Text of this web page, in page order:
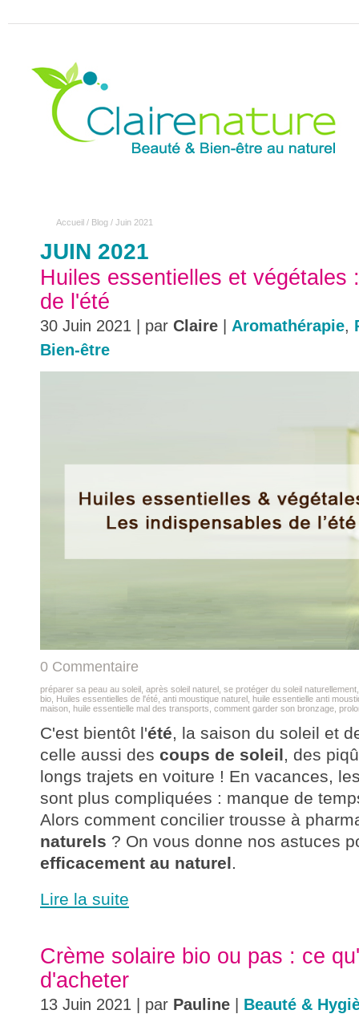
Accueil / Blog / Juin 2021
JUIN 2021
Huiles essentielles et végétales
de l'été
30 Juin 2021 | par Claire Aromathérapie,
Bien-être
0 Commentaire
préparer sa peau au soleil après soleil naturel se protéger du soleil naturellement
bio Huiles essentielles de l'été anti moustique naturel huile essentielle anti
maison huile essentielle mal des transports comment garder son bronzage
C'est bientôt l'été, la saison du soleil et
celle aussi des coups de soleil, des
longs trajets en voiture ! En vacances,
sont plus compliquées : manque de
Alors comment concilier trousse à
naturels ? On vous donne nos astuces
efficacement au naturel.
Lire la suite
Crème solaire bio ou pas : ce
d'acheter
13 Juin 2021 | par Pauline | Beauté &